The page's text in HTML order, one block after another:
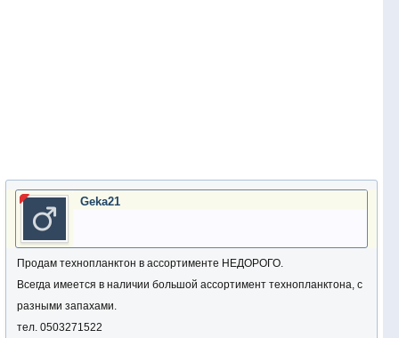
Geka21
Продам технопланктон в ассортименте НЕДОРОГО.
Всегда имеется в наличии большой ассортимент технопланктона, с
разными запахами.
тел. 0503271522